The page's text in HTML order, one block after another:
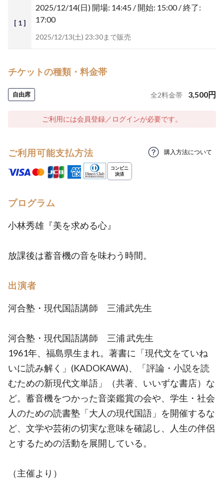
[ 1 ]
2025/12/14(日) 開場: 14:45 / 開始: 15:00 / 終了:
17:00
2025/12/13(土) 23:30まで販売
チケットの種類・料金帯
自由席 全2料金帯 3,500円
ご利用には会員登録／ログインが必要です。
ご利用可能支払方法 購入方法について
プログラム
小林秀雄『美を求める心』
放課後は蓄音機の音を味わう時間。
出演者
河合塾・現代国語講師 三浦武先生
河合塾・現代国語講師 三浦 武先生
1961年、福島県生まれ。著書に「現代文をていね
いに読み解く」(KADOKAWA)、「評論・小説を読
むための新現代文単語」（共著、いいずな書店）な
ど。蓄音機をつかった音楽鑑賞の会や、学生・社会
人のための読書塾「大人の現代国語」を開催するな
ど、文学や芸術の切実な意味を確認し、人生の伴侶
とするための活動を展開している。
（主催より）